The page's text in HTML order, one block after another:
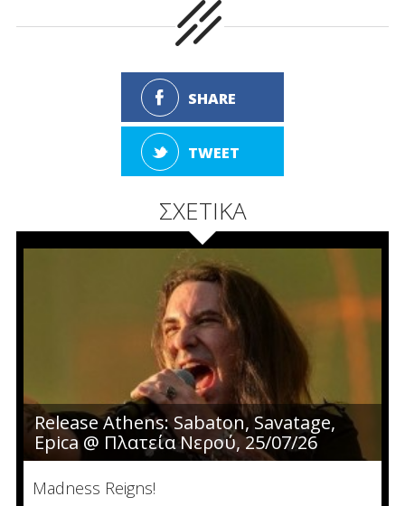
SHARE
TWEET
ΣΧΕΤΙΚΑ
Release Athens: Sabaton, Savatage,
Epica @ Πλατεία Νερού, 25/07/26
Madness Reigns!